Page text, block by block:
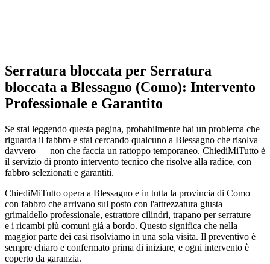
Serratura bloccata per Serratura
bloccata a Blessagno (Como): Intervento
Professionale e Garantito
Se stai leggendo questa pagina, probabilmente hai un problema che
riguarda il fabbro e stai cercando qualcuno a Blessagno che risolva
davvero — non che faccia un rattoppo temporaneo. ChiediMiTutto è
il servizio di pronto intervento tecnico che risolve alla radice, con
fabbro selezionati e garantiti.
ChiediMiTutto opera a Blessagno e in tutta la provincia di Como
con fabbro che arrivano sul posto con l'attrezzatura giusta —
grimaldello professionale, estrattore cilindri, trapano per serrature —
e i ricambi più comuni già a bordo. Questo significa che nella
maggior parte dei casi risolviamo in una sola visita. Il preventivo è
sempre chiaro e confermato prima di iniziare, e ogni intervento è
coperto da garanzia.